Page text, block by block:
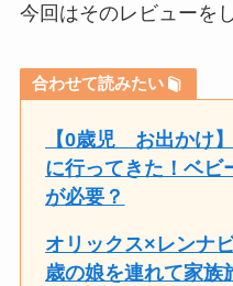
今回はそのレビューを
合わせて読みたい
【0歳児 お出かけ
に行ってきた！ベビ
が必要？
オリックス×レンナ
歳の娘を連れて家族